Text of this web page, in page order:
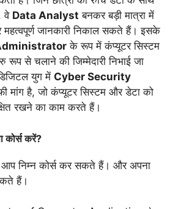
वे Data Analyst बनकर बड़ी मात्रा में
महत्वपूर्ण जानकारी निकाल सकते हैं। इसके
के रूप में कंप्यूटर सिस्टम
से चलाने की जिम्मेदारी निभाई जा
युग में Cyber Security
मांग है, जो कंप्यूटर सिस्टम और डेटा को
रखने का काम करते हैं।
कोर्स करें?
आप निम्न कोर्स कर सकते हैं। और अपना
हैं।